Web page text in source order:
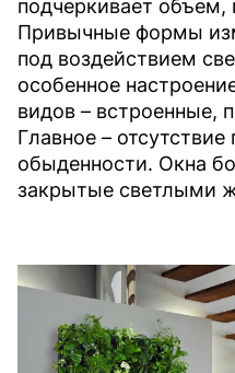
подчеркивает объем,
Привычные формы
под воздействием
особенное
видов – встроенные,
Главное –
обыденности. Окна
закрытые светлыми